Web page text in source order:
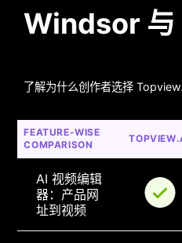
Windsor
了解为什么创作者选择
FEATURE-WISE
COMPARISON
AI 视频编辑
器：产品网
址到视频